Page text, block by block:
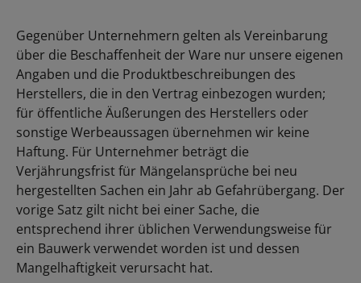
Gegenüber Unternehmern gelten als Vereinbarung
über die Beschaffenheit der Ware nur unsere eigenen
Angaben und die Produktbeschreibungen des
Herstellers, die in den Vertrag einbezogen wurden;
für öffentliche Äußerungen des Herstellers oder
sonstige Werbeaussagen übernehmen wir keine
Haftung. Für Unternehmer beträgt die
Verjährungsfrist für Mängelansprüche bei neu
hergestellten Sachen ein Jahr ab Gefahrübergang. Der
vorige Satz gilt nicht bei einer Sache, die
entsprechend ihrer üblichen Verwendungsweise für
ein Bauwerk verwendet worden ist und dessen
Mangelhaftigkeit verursacht hat.